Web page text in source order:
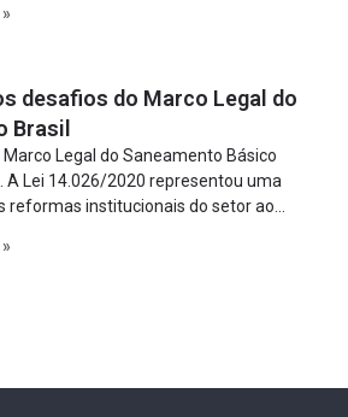
seja, a suposta “fraude à licitação” é
desafios do Marco Legal do
Brasil
Marco Legal do Saneamento Básico
A Lei 14.026/2020 representou uma
reformas institucionais do setor ao
da iniciativa privada,